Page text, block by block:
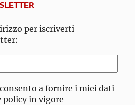
per iscriverti
a fornire i miei dati
policy in vigore